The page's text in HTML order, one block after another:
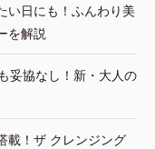
い日にも！ふんわり美
を解説
妥協なし！新・大人の
載！ザ クレンジング